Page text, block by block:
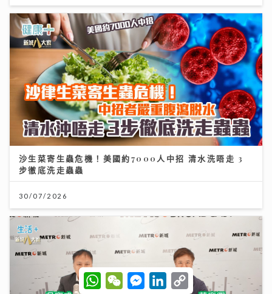
沙生菜寄生蟲危機！美國約7000人中招 清水洗唔走 3
步徹底洗走蟲蟲
30/07/2026
W
h
W
e
M
e
L
C
o